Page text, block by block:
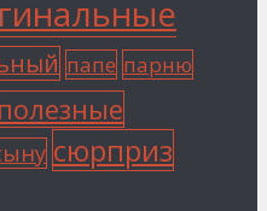
папе парню
полезные
сюрприз